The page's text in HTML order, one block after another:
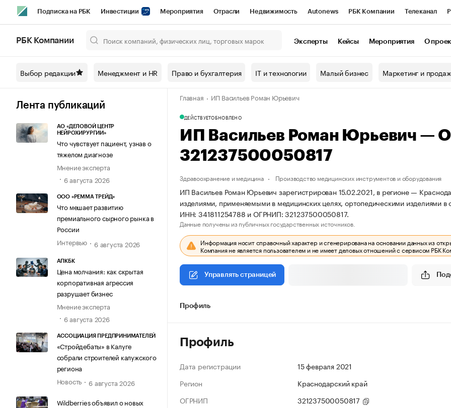
Подписка на РБК Инвестиции Мероприятия Отрасли Недвижимость Autonews РБК Компании Телеканал
Спецпроекты СПб Конференции СПб Спецпроекты Проверка контрагентов
Технологии и медиа Рынок наличной валюты
РБК Компании Эксперты Кейсы Мероприятия О
Выбор редакции Менеджмент и HR Право и бухгалтерия IT и технологии Малый бизнес Маркетинг и
Лента публикаций
АО «ДЕЛОВОЙ ЦЕНТР
НЕЙРОХИРУРГИИ»
Что чувствует пациент, узнав о
тяжелом диагнозе
Мнение эксперта
6 августа 2026
ООО «РЕММА ТРЕЙД»
Что мешает развитию
премиального сырного рынка в
России
Интервью
6 августа 2026
АПКБК
Цена молчания: как скрытая
корпоративная агрессия
разрушает бизнес
Мнение эксперта
6 августа 2026
АССОЦИАЦИЯ ПРЕДПРИНИМАТЕЛЕЙ
«Стройдебаты» в Калуге
собрали строителей калужского
региона
Новость
6 августа 2026
Wildberries объявил о новых
Главная ИП Васильев Роман Юрьевич
ДЕЙСТВУЕТОБНОВЛЕНО
ИП Васильев Роман Юрьевич —
321237500050817
Здравоохранение и медицина Производство медицинских инструментов и оборудования
ИП Васильев Роман Юрьевич зарегистрирован 15.02.2021, в регионе —
изделиями, применяемыми в медицинских целях, ортопедическими изделиями
ИНН: 341811254788 и ОГРНИП: 321237500050817.
Данные получены из публичных государственных источников.
Информация носит справочный характер и сгенерирована на основании данных из
Компания не является пользователем и не имеет деловых отношений с сервисом РБК
Управлять страницей
Профиль
Профиль
Дата регистрации
15 февраля 2021
Регион
Краснодарский край
ОГРНИП
321237500050817